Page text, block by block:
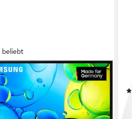
beliebt
LED-Fernseher
32 Zoll
Diagonale
Bildschirmtechnologie
Auflösung